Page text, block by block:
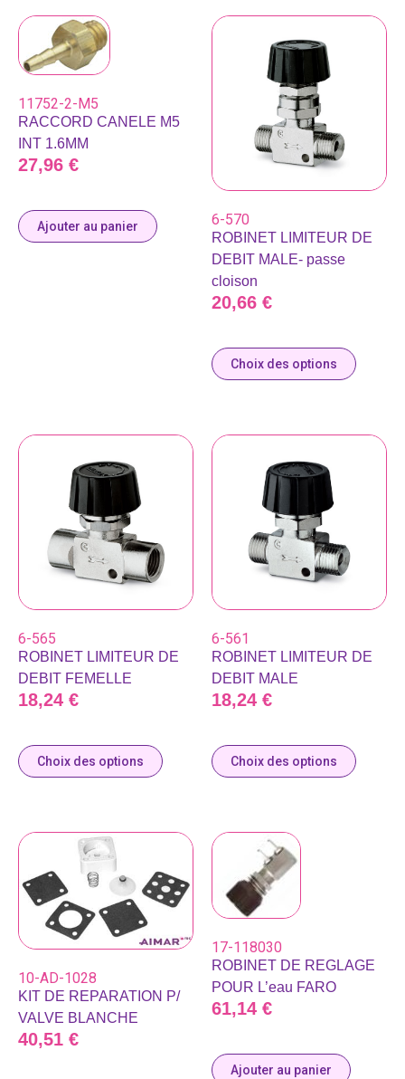
11752-2-M5
RACCORD CANELE M5
INT 1.6MM
27,96 €
Ajouter au panier 6-570
ROBINET LIMITEUR DE
DEBIT MALE- passe
cloison
20,66 €
Choix des options
6-565
ROBINET LIMITEUR DE
DEBIT FEMELLE
18,24 €
Choix des options
6-561
ROBINET LIMITEUR DE
DEBIT MALE
18,24 €
Choix des options
10-AD-1028
KIT DE REPARATION P/
VALVE BLANCHE
40,51 €
17-118030
ROBINET DE REGLAGE
POUR L’eau FARO
61,14 €
Ajouter au panier